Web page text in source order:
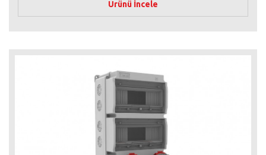
Ürünü İncele